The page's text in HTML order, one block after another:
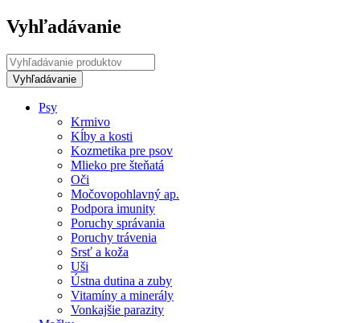
Vyhľadávanie
Psy
Krmivo
Kĺby a kosti
Kozmetika pre psov
Mlieko pre šteňatá
Oči
Močovopohlavný ap.
Podpora imunity
Poruchy správania
Poruchy trávenia
Srsť a koža
Uši
Ústna dutina a zuby
Vitamíny a minerály
Vonkajšie parazity